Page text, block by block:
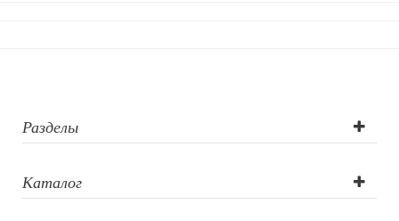
Домашний текстиль
Разделы
Каталог